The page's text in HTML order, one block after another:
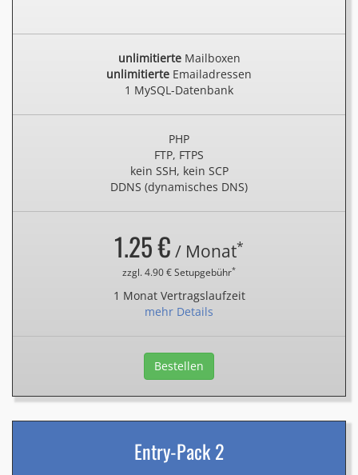
unlimitierteMailboxen
unlimitierte Emailadressen
1 MySQL-Datenbank
PHP
FTP, FTPS
kein SSH, kein SCP
DDNS (dynamisches DNS)
1.25 € / Monat*
zzgl. 4.90 € Setupgebühr*
1 Monat Vertragslaufzeit
mehr Details
Bestellen
Entry-Pack 2